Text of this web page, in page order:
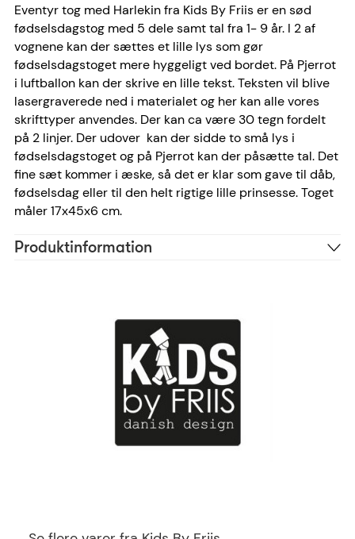
Eventyr tog med Harlekin fra Kids By Friis er en sød
fødselsdagstog med 5 dele samt tal fra 1- 9 år. I 2 af
vognene kan der sættes et lille lys som gør
fødselsdagstoget mere hyggeligt ved bordet. På Pjerrot
i luftballon kan der skrive en lille tekst. Teksten vil blive
lasergraverede ned i materialet og her kan alle vores
skrifttyper anvendes. Der kan ca være 30 tegn fordelt
på 2 linjer. Der udover kan der sidde to små lys i
fødselsdagstoget og på Pjerrot kan der påsætte tal. Det
fine sæt kommer i æske, så det er klar som gave til dåb,
fødselsdag eller til den helt rigtige lille prinsesse. Toget
måler 17x45x6 cm.
Produktinformation
5704653002682